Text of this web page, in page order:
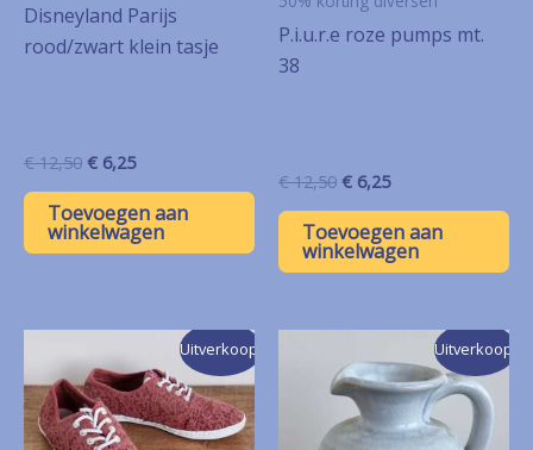
Disneyland Parijs
rood/zwart klein tasje
€12,50 Oorspronkelijke
was:
€ 12,50.
€ 6,25Huidige
is:
€ 6,25.
Toevoegen aan
winkelwagen
P.i.u.r.e roze pumps mt.
38
€12,50 Oorspronkelijke
was:
€ 12,50.
€ 6,25Huidige
is:
€ 6,25.
Toevoegen aan
winkelwagen
Uitverkoop! Uitverkoop!